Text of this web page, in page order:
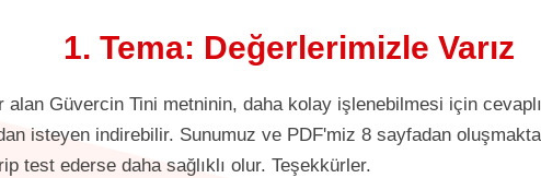
1. Tema: Değerlerimizle Varız
alan Güvercin Tini metninin, daha kolay işlenebilmesi için
isteyen indirebilir. Sunumuz ve PDF'miz 8 sayfadan
test ederse daha sağlıklı olur. Teşekkürler.